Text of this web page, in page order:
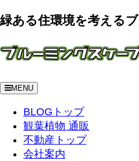
緑ある住環境を考える
MENU
BLOGトップ
観葉植物 通販
不動産トップ
会社案内